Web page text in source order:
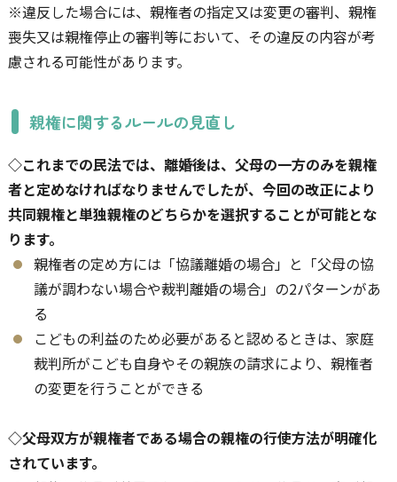
※違反した場合には、親権者の指定又は変更の審判、親権
喪失又は親権停止の審判等において、その違反の内容が考
慮される可能性があります。
親権に関するルールの見直し
◇これまでの民法では、離婚後は、父母の一方のみを親権
者と定めなければなりませんでしたが、今回の改正により
共同親権と単独親権のどちらかを選択することが可能とな
ります。
親権者の定め方には「協議離婚の場合」と「父母の協
議が調わない場合や裁判離婚の場合」の2パターンがあ
る
こどもの利益のため必要があると認めるときは、家庭
裁判所がこども自身やその親族の請求により、親権者
の変更を行うことができる
◇父母双方が親権者である場合の親権の行使方法が明確化
されています。